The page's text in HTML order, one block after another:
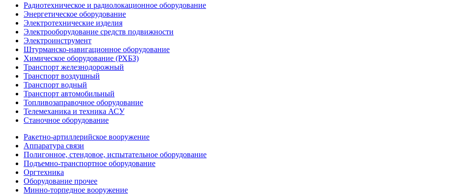
Радиотехническое и радиолокационное оборудование
Энергетическое оборудование
Электротехнические изделия
Электрооборудование средств подвижности
Электроинструмент
Штурманско-навигационное оборудование
Химическое оборудование (РХБЗ)
Транспорт железнодорожный
Транспорт воздушный
Транспорт водный
Транспорт автомобильный
Топливозаправочное оборудование
Телемеханика и техника АСУ
Станочное оборудование
Ракетно-артиллерийское вооружение
Аппаратура связи
Полигонное, стендовое, испытательное оборудование
Подъемно-транспортное оборудование
Оргтехника
Оборудование прочее
Минно-торпедное вооружение